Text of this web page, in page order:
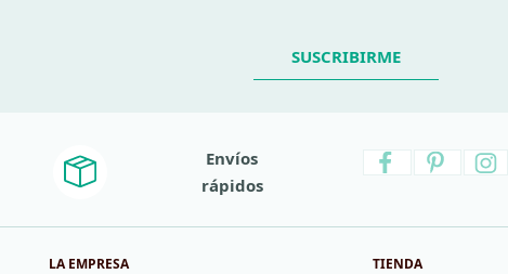
SUSCRIBIRME
Envíos
rápidos
LA EMPRESA TIENDA